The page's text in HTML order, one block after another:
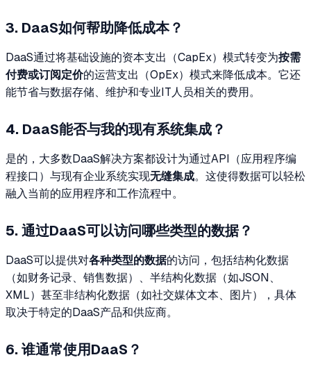
3. DaaS如何帮助降低成本？
DaaS通过将基础设施的资本支出（CapEx）模式转变为按需
付费或订阅定价的运营支出（OpEx）模式来降低成本。它还
能节省与数据存储、维护和专业IT人员相关的费用。
4. DaaS能否与我的现有系统集成？
是的，大多数DaaS解决方案都设计为通过API（应用程序编
程接口）与现有企业系统实现无缝集成。这使得数据可以轻松
融入当前的应用程序和工作流程中。
5. 通过DaaS可以访问哪些类型的数据？
DaaS可以提供对各种类型的数据的访问，包括结构化数据
（如财务记录、销售数据）、半结构化数据（如JSON、
XML）甚至非结构化数据（如社交媒体文本、图片），具体
取决于特定的DaaS产品和供应商。
6. 谁通常使用DaaS？